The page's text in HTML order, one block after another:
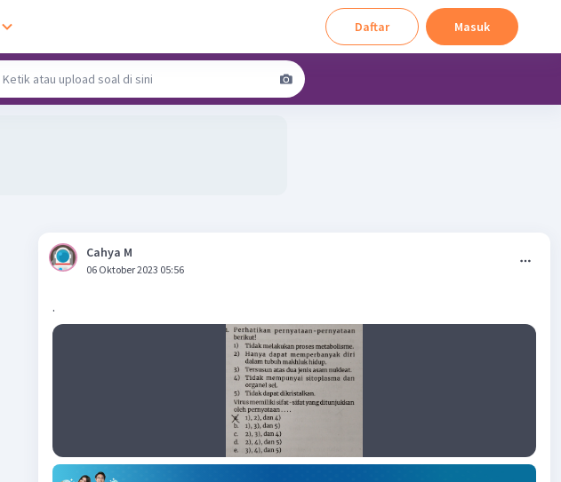
Daftar Masuk
Cahya M
06 Oktober 2023 05:56
.